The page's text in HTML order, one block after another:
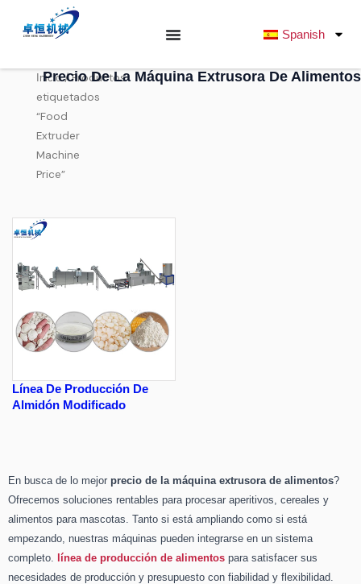
Spanish
Inicio/ Productos
etiquetados
“Food
Extruder
Machine
Price”
Precio De La Máquina Extrusora De Alimentos
Línea De Producción De
Almidón Modificado
En busca de lo mejor precio de la máquina extrusora de alimentos?
Ofrecemos soluciones rentables para procesar aperitivos, cereales y
alimentos para mascotas. Tanto si está ampliando como si está
empezando, nuestras máquinas pueden integrarse en un sistema
completo. línea de producción de alimentos para satisfacer sus
necesidades de producción y presupuesto con fiabilidad y flexibilidad.